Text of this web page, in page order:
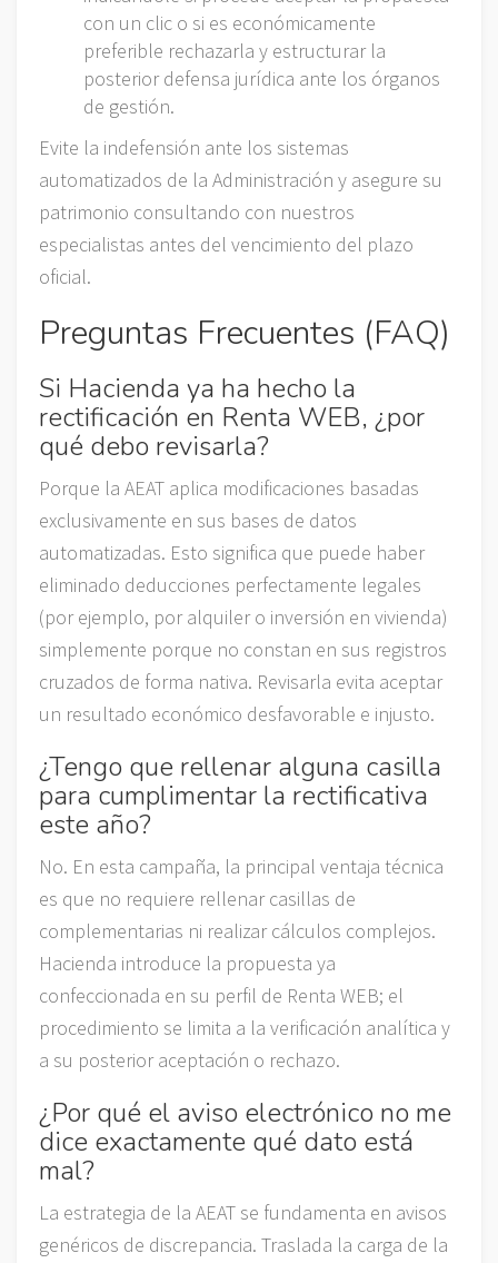
con un clic o si es económicamente
preferible rechazarla y estructurar la
posterior defensa jurídica ante los órganos
de gestión.
Evite la indefensión ante los sistemas
automatizados de la Administración y asegure su
patrimonio consultando con nuestros
especialistas antes del vencimiento del plazo
oficial.
Preguntas Frecuentes (FAQ)
Si Hacienda ya ha hecho la
rectificación en Renta WEB, ¿por
qué debo revisarla?
Porque la AEAT aplica modificaciones basadas
exclusivamente en sus bases de datos
automatizadas. Esto significa que puede haber
eliminado deducciones perfectamente legales
(por ejemplo, por alquiler o inversión en vivienda)
simplemente porque no constan en sus registros
cruzados de forma nativa. Revisarla evita aceptar
un resultado económico desfavorable e injusto.
¿Tengo que rellenar alguna casilla
para cumplimentar la rectificativa
este año?
No. En esta campaña, la principal ventaja técnica
es que no requiere rellenar casillas de
complementarias ni realizar cálculos complejos.
Hacienda introduce la propuesta ya
confeccionada en su perfil de Renta WEB; el
procedimiento se limita a la verificación analítica y
a su posterior aceptación o rechazo.
¿Por qué el aviso electrónico no me
dice exactamente qué dato está
mal?
La estrategia de la AEAT se fundamenta en avisos
genéricos de discrepancia. Traslada la carga de la